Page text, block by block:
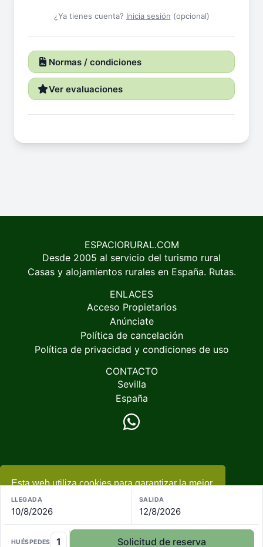
Esta web utiliza cookies para garantizar la mejor
experiencia
Acepto
LLEGADA
10/8/2026
SALIDA
12/8/2026
HUÉSPEDES 1 Solicitud de reserva
¿Ya tienes cuenta? Inicia sesión (opcional)
Normas / condiciones
Ver evaluaciones
ESPACIORURAL.COM
Desde 2005 al servicio del turismo rural
Casas y alojamientos rurales en España. Rutas.
ENLACES
Acceso Propietarios
Anúnciate
Política de cancelación
Política de privacidad y condiciones de uso
CONTACTO
Sevilla
España
EspacioRural.com